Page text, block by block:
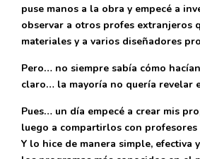
puse manos a la obra y empecé a
observar a otros profes extranjeros
materiales y a varios diseñadores
Pero… no siempre sabía cómo
claro… la mayoría no quería revelar
Pues… un día empecé a crear mis
luego a compartirlos con
Y lo hice de manera simple, efectiva